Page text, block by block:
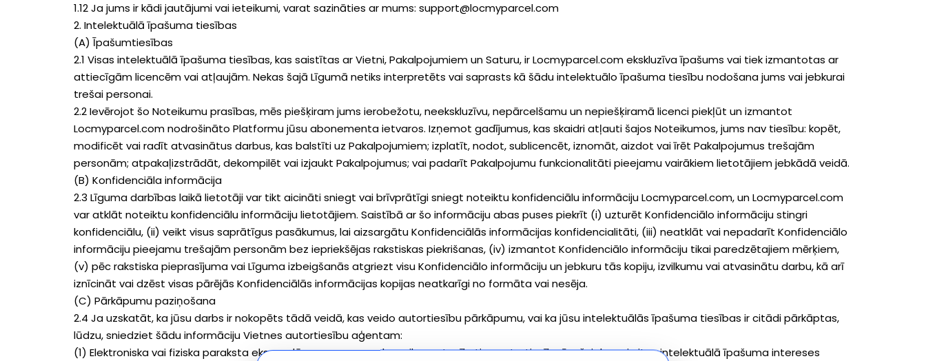
1.12 Ja jums ir kādi jautājumi vai ieteikumi, varat sazināties ar mums: support@locmyparcel.com
2. Intelektuālā īpašuma tiesības
(A) Īpašumtiesības
2.1 Visas intelektuālā īpašuma tiesības, kas saistītas ar Vietni, Pakalpojumiem un Saturu, ir Locmyparcel.com ekskluzīva īpašums vai tiek izmantotas ar
attiecīgām licencēm vai atļaujām. Nekas šajā Līgumā netiks interpretēts vai saprasts kā šādu intelektuālo īpašuma tiesību nodošana jums vai jebkurai
trešai personai.
2.2 Ievērojot šo Noteikumu prasības, mēs piešķiram jums ierobežotu, neekskluzīvu, nepārcelšamu un nepiešķiramā licenci piekļūt un izmantot
Locmyparcel.com nodrošināto Platformu jūsu abonementa ietvaros. Izņemot gadījumus, kas skaidri atļauti šajos Noteikumos, jums nav tiesību: kopēt,
modificēt vai radīt atvasinātus darbus, kas balstīti uz Pakalpojumiem; izplatīt, nodot, sublicencēt, iznomāt, aizdot vai īrēt Pakalpojumus trešajām
personām; atpakaļizstrādāt, dekompilēt vai izjaukt Pakalpojumus; vai padarīt Pakalpojumu funkcionalitāti pieejamu vairākiem lietotājiem jebkādā veidā.
(B) Konfidenciāla informācija
2.3 Līguma darbības laikā lietotāji var tikt aicināti sniegt vai brīvprātīgi sniegt noteiktu konfidenciālu informāciju Locmyparcel.com, un Locmyparcel.com
var atklāt noteiktu konfidenciālu informāciju lietotājiem. Saistībā ar šo informāciju abas puses piekrīt (i) uzturēt Konfidenciālo informāciju stingri
konfidenciālu, (ii) veikt visus saprātīgus pasākumus, lai aizsargātu Konfidenciālās informācijas konfidencialitāti, (iii) neatklāt vai nepadarīt Konfidenciālo
informāciju pieejamu trešajām personām bez iepriekšējas rakstiskas piekrišanas, (iv) izmantot Konfidenciālo informāciju tikai paredzētajiem mērķiem,
(v) pēc rakstiska pieprasījuma vai Līguma izbeigšanās atgriezt visu Konfidenciālo informāciju un jebkuru tās kopiju, izvilkumu vai atvasinātu darbu, kā arī
iznīcināt vai dzēst visas pārējās Konfidenciālās informācijas kopijas neatkarīgi no formāta vai nesēja.
(C) Pārkāpumu paziņošana
2.4 Ja uzskatāt, ka jūsu darbs ir nokopēts tādā veidā, kas veido autortiesību pārkāpumu, vai ka jūsu intelektuālās īpašuma tiesības ir citādi pārkāptas,
lūdzu, sniedziet šādu informāciju Vietnes autortiesību aģentam:
(1) Elektroniska vai fiziska paraksta eksemplārs no personas, kas pilnvarota rīkoties autortiesību īpašnieka vai citas intelektuālā īpašuma intereses